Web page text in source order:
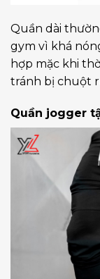
Quần dài
gym vì khá
hợp mặc khi
tránh bị chuột
Quần jogger